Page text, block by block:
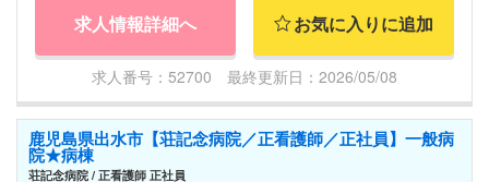
求人情報詳細へ お気に入りに追加
求人番号：52700 最終更新日：2026/05/08
鹿児島県出水市【荘記念病院／正看護師／正社員】一般病
院★病棟
荘記念病院 / 正看護師 正社員